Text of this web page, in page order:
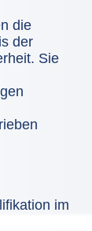
die
der
Sie
im